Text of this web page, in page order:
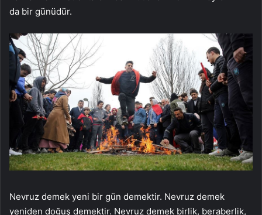
da bir günüdür.
Nevruz demek yeni bir gün demektir. Nevruz demek
yeniden doğuş demektir. Nevruz demek birlik, beraberlik,